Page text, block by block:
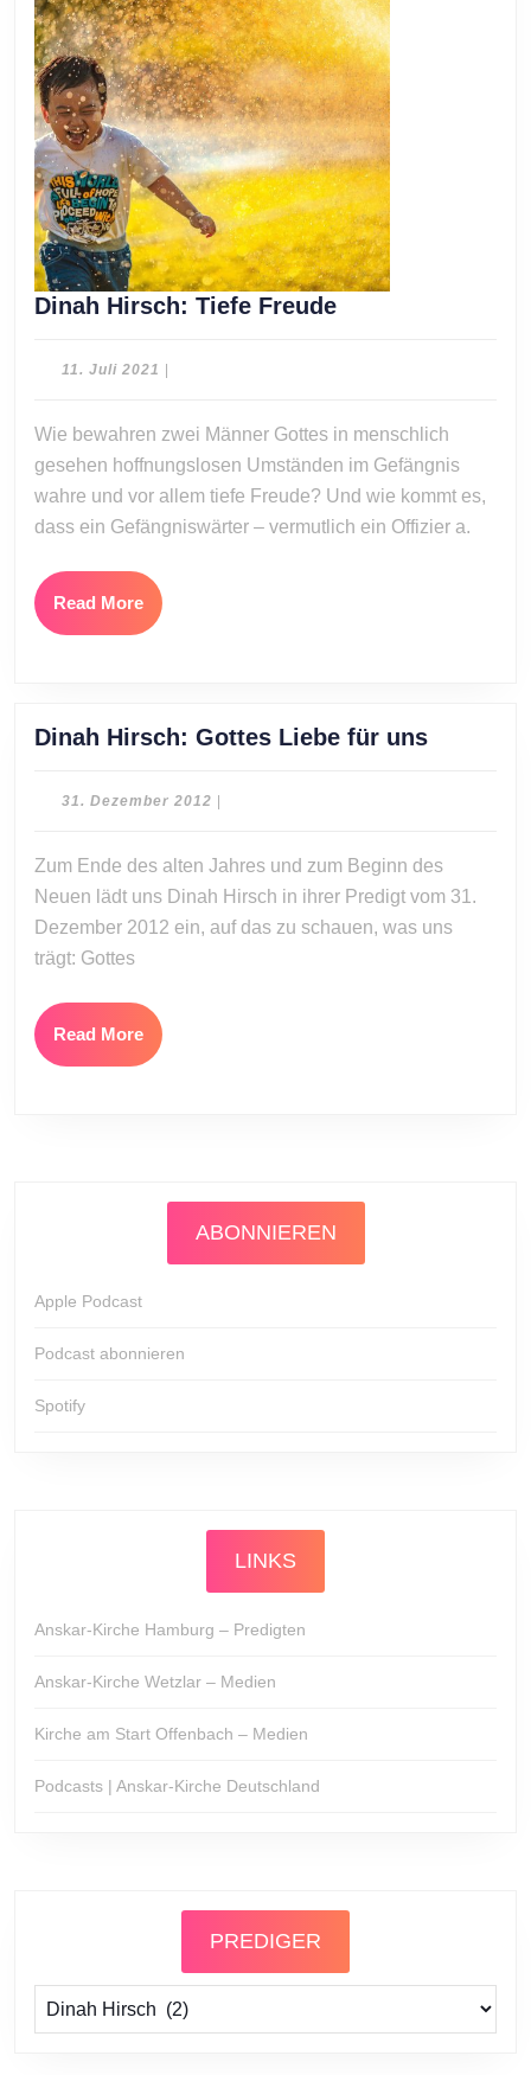
Dinah Hirsch: Tiefe FreudeDinah
11. Juli 2021 11.
Wie bewahren zwei Männer Gottes in menschlich
gesehen hoffnungslosen Umständen im Gefängnis
wahre und vor allem tiefe Freude? Und wie kommt es,
dass ein Gefängniswärter – vermutlich ein Offizier a.
Read MoreRead
More
Dinah Hirsch: Gottes Liebe für unsDinah
uns
31. Dezember 2012 31.
Zum Ende des alten Jahres und zum Beginn des
Neuen lädt uns Dinah Hirsch in ihrer Predigt vom 31.
Dezember 2012 ein, auf das zu schauen, was uns
trägt: Gottes
Read MoreRead
More
ABONNIEREN
Apple Podcast
Podcast abonnieren
Spotify
LINKS
Anskar-Kirche Hamburg – Predigten
Anskar-Kirche Wetzlar – Medien
Kirche am Start Offenbach – Medien
Podcasts | Anskar-Kirche Deutschland
PREDIGER
Prediger